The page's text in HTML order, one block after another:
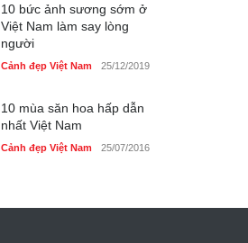
10 bức ảnh sương sớm ở
Việt Nam làm say lòng
người
Cảnh đẹp Việt Nam 25/12/2019
10 mùa săn hoa hấp dẫn
nhất Việt Nam
Cảnh đẹp Việt Nam 25/07/2016